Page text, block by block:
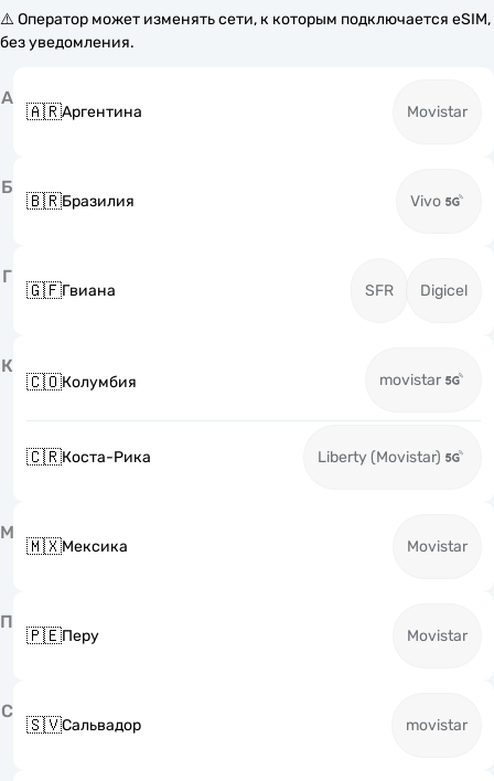
⚠️ Оператор может изменять сети, к которым подключается eSIM,
без уведомления.
А
🇦🇷Аргентина Movistar
Б
🇧🇷Бразилия Vivo
Г
🇬🇫Гвиана SFR Digicel
К
🇨🇴Колумбия movistar
🇨🇷Коста-Рика Liberty (Movistar)
М
🇲🇽Мексика Movistar
П
🇵🇪Перу Movistar
С
🇸🇻Сальвадор movistar